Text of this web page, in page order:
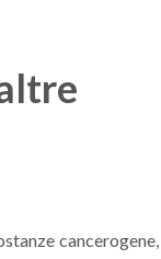
cancerogene,